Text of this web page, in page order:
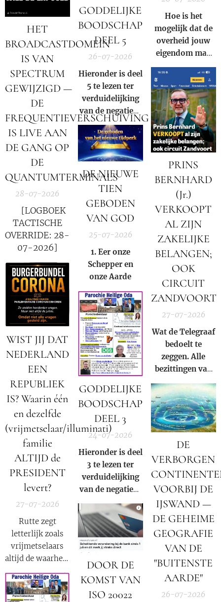
Hoe is het
mogelijk dat de
overheid jouw
eigendom mag
afpakken voor
de winst van een
multinational?
HET
BROADCASTDOMEIN
IS VAN
SPECTRUM
GEWIJZIGD —
DE
FREQUENTIEVERSCHUIVING
IS LIVE AAN
DE GANG OP
DE
QUANTUMTERMINALS
28-07-2026
🚨 [LOGBOEK
TACTISCHE
OVERRIDE: 28-
07-2026]
PRINS
BERNHARD
(Jr.)
VERKOOPT
AL ZIJN
ZAKELIJKE
BELANGEN;
OOK
CIRCUIT
ZANDVOORT
27-07-2026
Wat de Telegraaf
bedoelt te
zeggen. Alle
bezittingen van
Prins Bernhard
(Jr.) zijn in
beslag genomen
door Donald
Trump op basis
van Executive
Order 13818.
WIST JIJ DAT
NEDERLAND
EEN
REPUBLIEK
IS? Waarin één
en dezelfde
(vrijmetselaar/illuminati)
familie
ALTIJD de
PRESIDENT
levert?
27-07-2026
Rutte zegt
letterlijk zoals
vrijmetselaars
altijd de waarheid
verkondigen als
onderdeel van
GODDELIJKE
BOODSCHAP
DEEL 5
26-07-2026
Hieronder is deel
5 te lezen ter
verduidelijking
van de negatieve
rol en
samenzwering in
woord en beeld
van de Rooms-
Katholieke kerk
binnen onze
samenleving.
DE
VERBORGEN
VOORBIJ DE
IJSWAND —
DE GEHEIME
GEOGRAFIE
VAN DE
"BUITENSTE
AARDE"
26-07-2026
DE NIEUWE
TIEN
GEBODEN
VAN GOD
25-07-2026
1. Eer onze
Schepper en
onzeAarde
GODDELIJKE
BOODSCHAP
DEEL 3
24-07-2026
Hieronder is deel
3 te lezen ter
verduidelijking
van de negatieve
rol en
samenzwering in
woord en beeld
van de Rooms-
Katholieke kerk
binnen onze
huidige
DOOR DE
KOMST VAN
ISO 20022